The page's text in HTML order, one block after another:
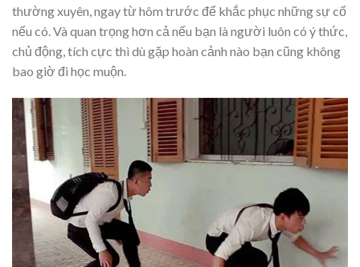
thường xuyên, ngay từ hôm trước để khắc phục những sự cố
nếu có. Và quan trọng hơn cả nếu bạn là người luôn có ý thức,
chủ động, tích cực thì dù gặp hoàn cảnh nào bạn cũng không
bao giờ đi học muộn.